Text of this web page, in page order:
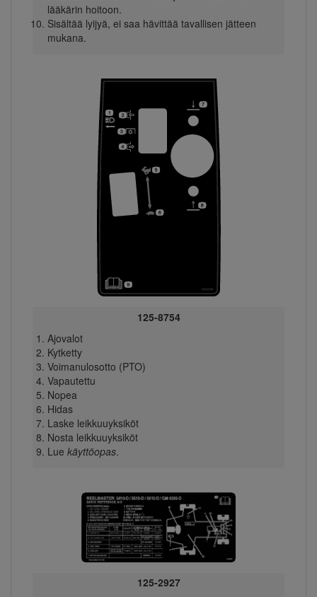
lääkärin hoitoon.
Sisältää lyijyä, ei saa hävittää tavallisen jätteen
mukana.
125-8754
Ajovalot
Kytketty
Voimanulosotto (PTO)
Vapautettu
Nopea
Hidas
Laske leikkuuyksiköt
Nosta leikkuuyksiköt
Lue käyttöopas.
125-2927